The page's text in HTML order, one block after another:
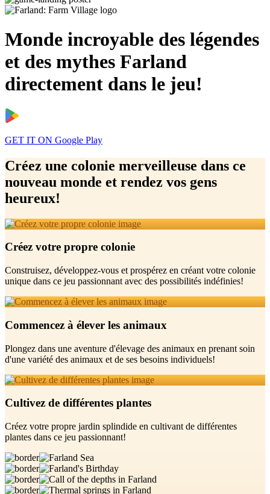
Monde incroyable des légendes
et des mythes Farland
directement dans le jeu!
GET IT ON Google Play
Créez une colonie merveilleuse dans ce
nouveau monde et rendez vos gens
heureux!
Créez votre propre colonie
Construisez, développez-vous et prospérez en créant votre colonie
unique dans ce jeu passionnant avec des possibilités indéfinies!
Commencez à élever les animaux
Plongez dans une aventure d'élevage des animaux en prenant soin
d'une variété des animaux et de ses besoins individuels!
Cultivez de différentes plantes
Créez votre propre jardin splindide en cultivant de différentes
plantes dans ce jeu passionnant!